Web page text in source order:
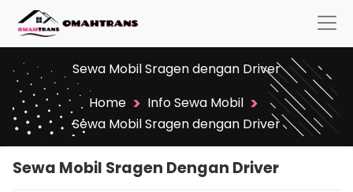
Sewa Mobil Sragen dengan Driver
Home > Info Sewa Mobil >
Sewa Mobil Sragen dengan Driver
Sewa Mobil Sragen Dengan Driver